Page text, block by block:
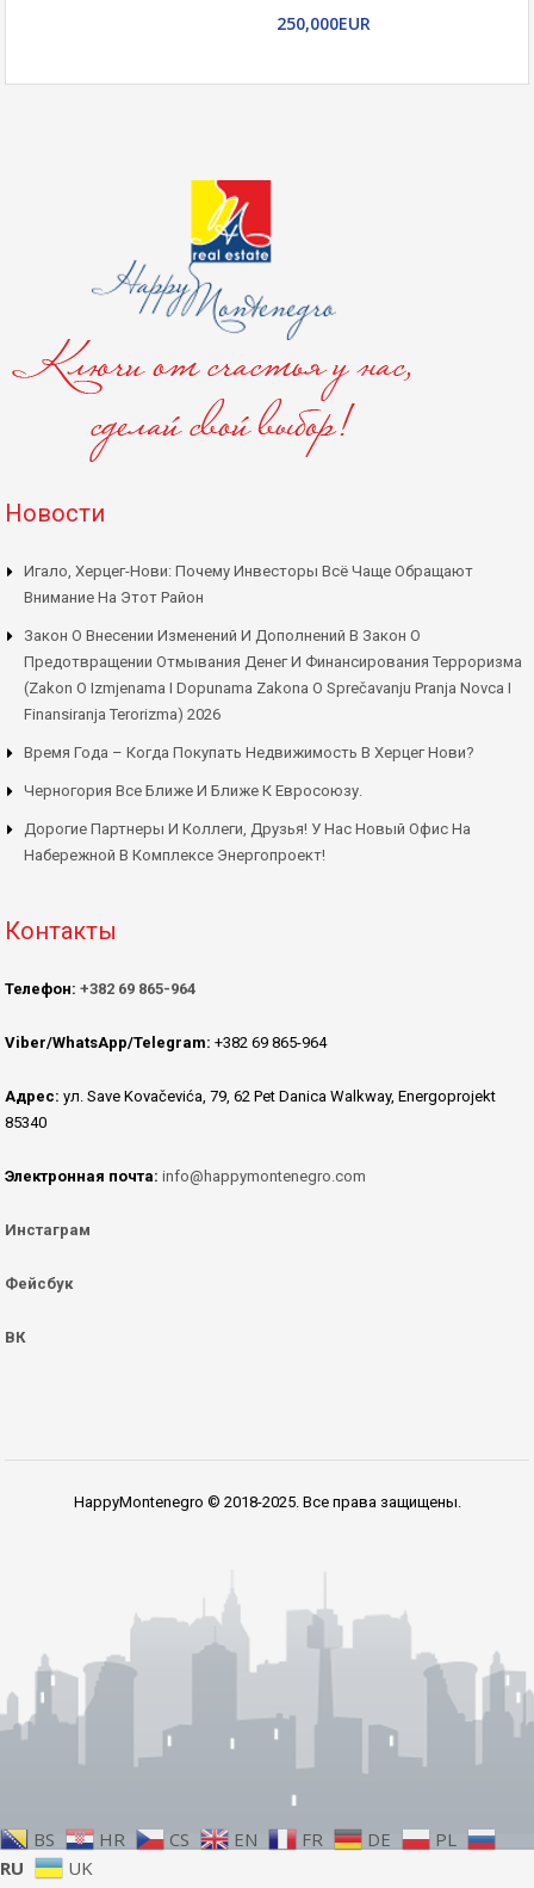
250,000EUR
Новости
Игало, Херцег-Нови: Почему Инвесторы Всё Чаще Обращают
Внимание На Этот Район
Закон О Внесении Изменений И Дополнений В Закон О
Предотвращении Отмывания Денег И Финансирования Терроризма
(Zakon O Izmjenama I Dopunama Zakona O Sprečavanju Pranja Novca I
Finansiranja Terorizma) 2026
Время Года – Когда Покупать Недвижимость В Херцег Нови?
Черногория Все Ближе И Ближе К Евросоюзу.
Дорогие Партнеры И Коллеги, Друзья! У Нас Новый Офис На
Набережной В Комплексе Энергопроект!
Контакты
Телефон: +382 69 865-964
Viber/WhatsApp/Telegram: +382 69 865-964
Адрес: ул. Save Kovačevića, 79, 62 Pet Danica Walkway, Energoprojekt
85340
Электронная почта: info@happymontenegro.com
Инстаграм
Фейсбук
ВК
HappyMontenegro © 2018-2025. Все права защищены.
BS HR CS EN FR DE
PL
RU
UK